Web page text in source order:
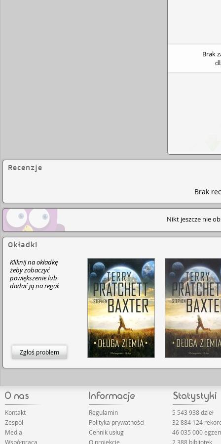
Brak
Recenzje
Brak
Nikt jeszcze nie
Okładki
Kliknij na okładkę
żeby zobaczyć
powiększenie lub
dodać ją na regał.
Zgłoś problem
Kontakt
Zespół
Media
Współpraca
Regulamin
Polityka prywatności
Cennik usług
O projekcie
5 543 938 dzieł
32 884 124
46 035 000
2 388 bibliotek